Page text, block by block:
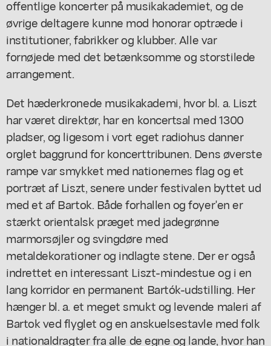
offentlige koncerter på musikakademiet, og de
øvrige deltagere kunne mod honorar optræde i
institutioner, fabrikker og klubber. Alle var
fornøjede med det betænksomme og storstilede
arrangement.
Det hæderkronede musikakademi, hvor bl. a. Liszt
har været direktør, har en koncertsal med 1300
pladser, og ligesom i vort eget radiohus danner
orglet baggrund for koncerttribunen. Dens øverste
rampe var smykket med nationernes flag og et
portræt af Liszt, senere under festivalen byttet ud
med et af Bartok. Både forhallen og foyer'en er
stærkt orientalsk præget med jadegrønne
marmorsøjler og svingdøre med
metaldekorationer og indlagte stene. Der er også
indrettet en interessant Liszt-mindestue og i en
lang korridor en permanent Bartók-udstilling. Her
hænger bl. a. et meget smukt og levende maleri af
Bartok ved flyglet og en anskuelsestavle med folk
i nationaldragter fra alle de egne og lande, hvor han